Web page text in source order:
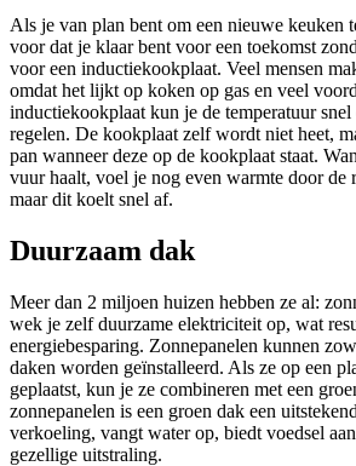
Als je van plan bent om een nieuwe keuken
voor dat je klaar bent voor een toekomst
voor een inductiekookplaat. Veel mensen
omdat het lijkt op koken op gas en veel
inductiekookplaat kun je de temperatuur
regelen. De kookplaat zelf wordt niet heet,
pan wanneer deze op de kookplaat staat.
vuur haalt, voel je nog even warmte door de
maar dit koelt snel af.
Duurzaam dak
Meer dan 2 miljoen huizen hebben ze al:
wek je zelf duurzame elektriciteit op, wat
energiebesparing. Zonnepanelen kunnen
daken worden geïnstalleerd. Als ze op een
geplaatst, kun je ze combineren met een
zonnepanelen is een groen dak een
verkoeling, vangt water op, biedt voedsel
gezellige uitstraling.